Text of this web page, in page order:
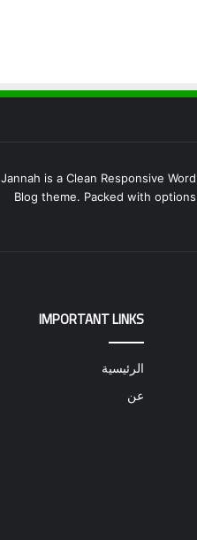
Jannah is a Clean Responsive
Blog theme. Packed with
IMPORTANT LINKS
الرئيسية
عن